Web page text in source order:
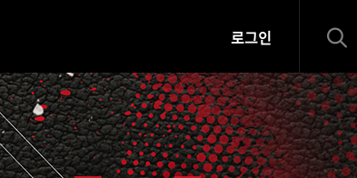
진행 중 이벤트 H캐시 웹상점 바로가기
로그인